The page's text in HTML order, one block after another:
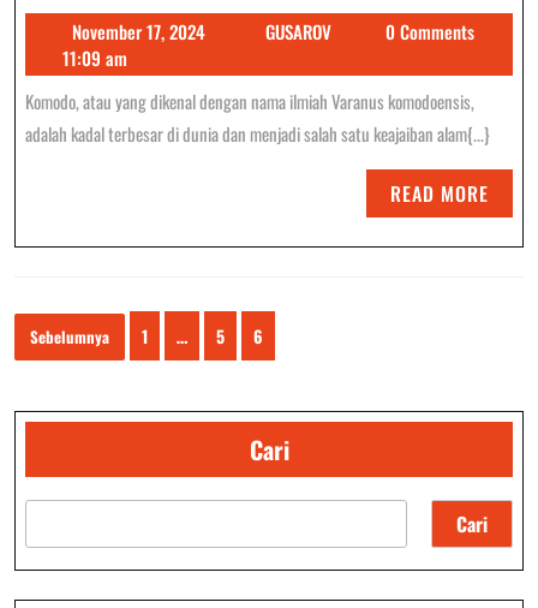
November 17, 2024November
2024
GUSAROVGUSAROV0 Comments
11:09 am
Komodo, atau yang dikenal dengan nama ilmiah Varanus komodoensis,
adalah kadal terbesar di dunia dan menjadi salah satu keajaiban alam{...}
READ MORE
MORE
Paginasi
pos
Sebelumnya 1 … 5 6
Cari
Cari